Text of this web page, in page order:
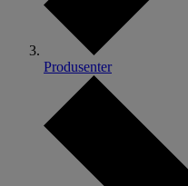
Produsenter